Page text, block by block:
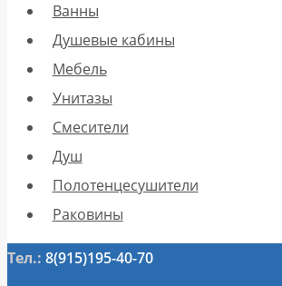
Ванны
Душевые кабины
Мебель
Унитазы
Смесители
Душ
Полотенцесушители
Раковины
Тел.: 8(915)195-40-70